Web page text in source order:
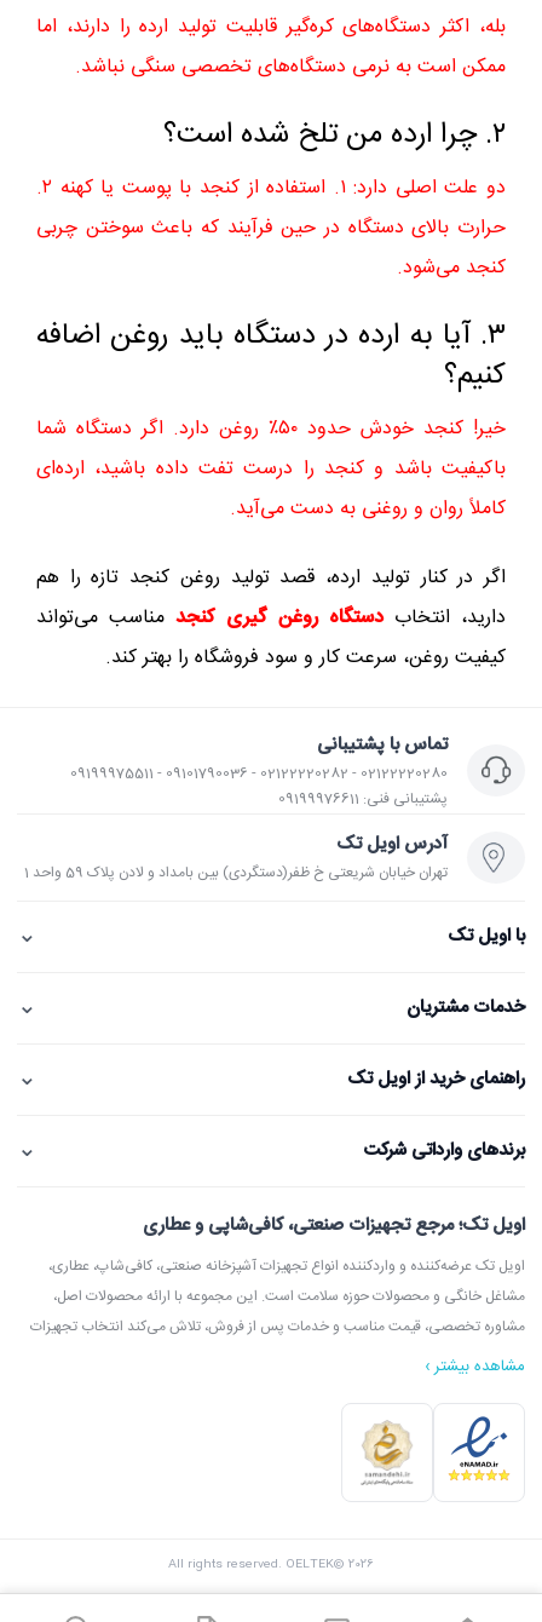
بله، اکثر دستگاه‌های کره‌گیر قابلیت تولید ارده را دارند، اما
ممکن است به نرمی دستگاه‌های تخصصی سنگی نباشد.
۲. چرا ارده من تلخ شده است؟
دو علت اصلی دارد: ۱. استفاده از کنجد با پوست یا کهنه ۲.
حرارت بالای دستگاه در حین فرآیند که باعث سوختن چربی
کنجد می‌شود.
۳. آیا به ارده در دستگاه باید روغن اضافه
کنیم؟
خیر! کنجد خودش حدود ۵۰٪ روغن دارد. اگر دستگاه شما
باکیفیت باشد و کنجد را درست تفت داده باشید، ارده‌ای
کاملاً روان و روغنی به دست می‌آید.
اگر در کنار تولید ارده، قصد تولید روغن کنجد تازه را هم
دارید، انتخابدستگاه روغن گیری کنجد مناسب می‌تواند
کیفیت روغن، سرعت کار و سود فروشگاه را بهتر کند.
تماس با پشتیبانی
02122220280 - 02122220282 - 09101790036 - 09199975511
پشتیبانی فنی: 09199976611
آدرس اویل تک
تهران خیابان شریعتی خ ظفر(دستگردی) بین بامداد و لادن پلاک 59 واحد 1
با اویل تک ⌄
خدمات مشتریان ⌄
راهنمای خرید از اویل تک ⌄
برندهای وارداتی شرکت ⌄
اویل تک؛ مرجع تجهیزات صنعتی، کافی‌شاپی و عطاری
اویل تک عرضه‌کننده و واردکننده انواع تجهیزات آشپزخانه صنعتی، کافی‌شاپ، عطاری،
مشاغل خانگی و محصولات حوزه سلامت است. این مجموعه با ارائه محصولات اصل،
مشاوره تخصصی، قیمت مناسب و خدمات پس از فروش، تلاش می‌کند انتخاب تجهیزات
در اویل تک می‌توانید انواع دستگاه آسیاب عطاری، آسیاب قهوه، دستگاه روغن‌گیری،
ارده‌گیری و کره‌گیری، دستگاه بخور، بویلر آب جوش، اسپرسوساز، گریل، سرخ‌کن، خمیرگیر،
پشتیبانی واقعی، گزینه‌ای مطمئن برای خرید تجهیزات صنعتی و فروشگاهی محسوب
می‌شود.
مشاهده بیشتر ›
All rights reserved. OELTEK© 2026